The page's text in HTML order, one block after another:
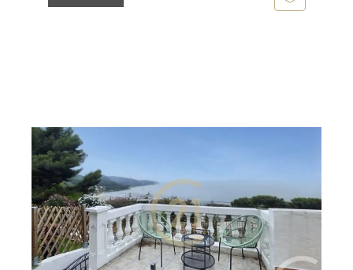
ISTRES 13
40,56 m
Ref : 3073
Maison à vendre
275 000 €